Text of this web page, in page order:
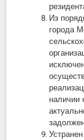
Из
города
наличии